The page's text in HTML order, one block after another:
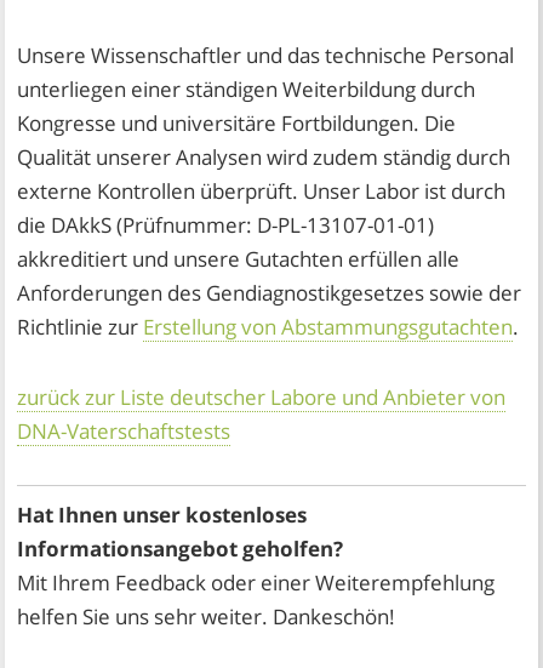
Unsere Wissenschaftler und das technische Personal
unterliegen einer ständigen Weiterbildung durch
Kongresse und universitäre Fortbildungen. Die
Qualität unserer Analysen wird zudem ständig durch
externe Kontrollen überprüft. Unser Labor ist durch
die DAkkS (Prüfnummer: D-PL-13107-01-01)
akkreditiert und unsere Gutachten erfüllen alle
Anforderungen des Gendiagnostikgesetzes sowie der
Richtlinie zur Erstellung von Abstammungsgutachten.
zurück zur Liste deutscher Labore und Anbieter von
DNA-Vaterschaftstests
Hat Ihnen unser kostenloses
Informationsangebot geholfen?
Mit Ihrem Feedback oder einer Weiterempfehlung
helfen Sie uns sehr weiter. Dankeschön!